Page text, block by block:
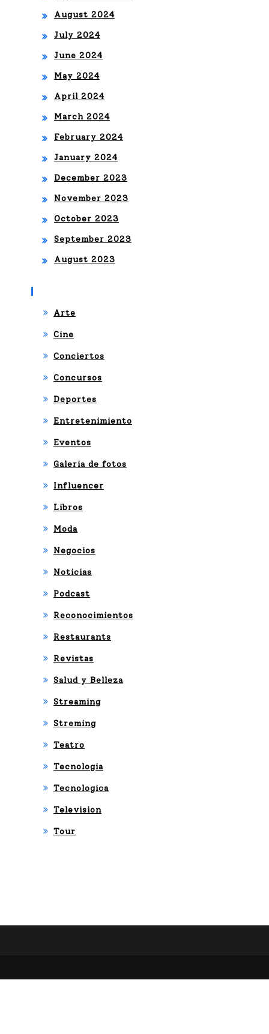
August 2024
July 2024
June 2024
May 2024
April 2024
March 2024
February 2024
January 2024
December 2023
November 2023
October 2023
September 2023
August 2023
Arte
Cine
Conciertos
Concursos
Deportes
Entretenimiento
Eventos
Galeria de fotos
Influencer
Libros
Moda
Negocios
Noticias
Podcast
Reconocimientos
Restaurants
Revistas
Salud y Belleza
Streaming
Streming
Teatro
Tecnologia
Tecnologica
Television
Tour